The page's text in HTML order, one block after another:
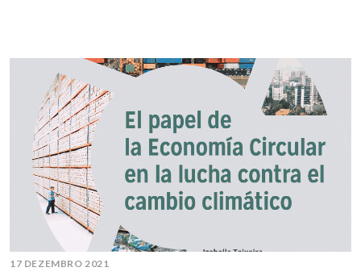
17 DEZEMBRO 2021